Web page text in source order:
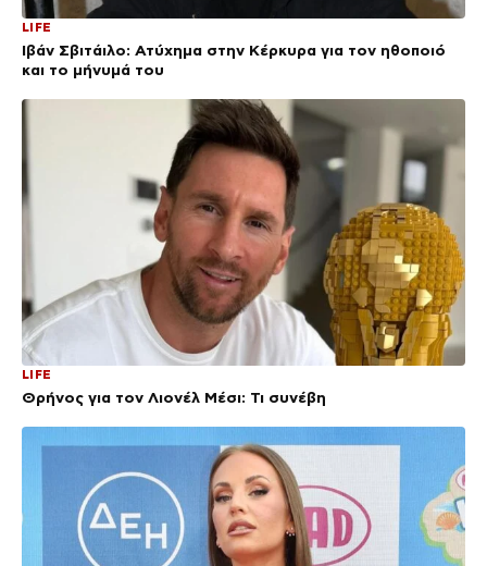
LIFE
Ιβάν Σβιτάιλο: Ατύχημα στην Κέρκυρα για τον ηθοποιό
και το μήνυμά του
LIFE
Θρήνος για τον Λιονέλ Μέσι: Τι συνέβη